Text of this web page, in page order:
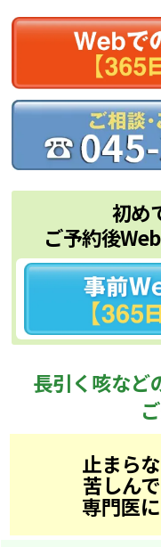
初め
ご予約後
長引く咳など
止まら
苦しん
専門医